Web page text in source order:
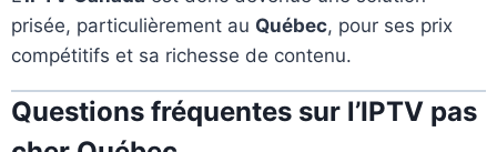
prisée, particulièrement au Québec, pour ses prix
compétitifs et sa richesse de contenu.
Questions fréquentes sur l’IPTV pas